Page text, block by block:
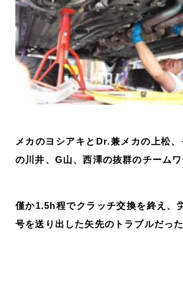
メカのヨシアキとDr.兼メカの上松
の川井、G山、西澤の抜群のチーム
僅か1.5h程でクラッチ交換を終え、
号を送り出した矢先のトラブルだった